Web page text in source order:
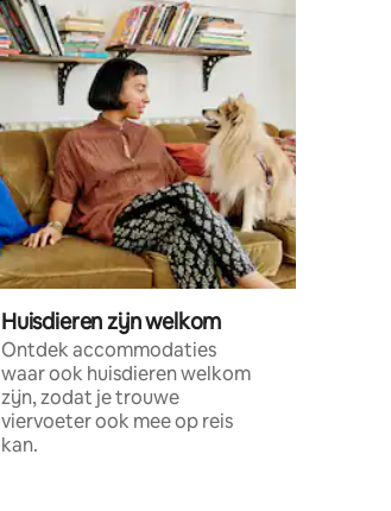
Huisdieren zijn welkom
Ontdek accommodaties
waar ook huisdieren welkom
zijn, zodat je trouwe
viervoeter ook mee op reis
kan.